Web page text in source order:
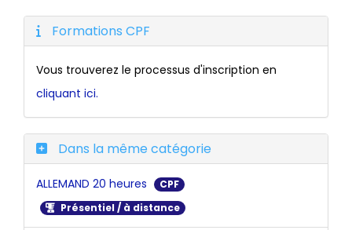
Formations CPF
Vous trouverez le processus d'inscription en
cliquant ici.
Dans la même catégorie
ALLEMAND 20 heures
CPF
Présentiel / à distance